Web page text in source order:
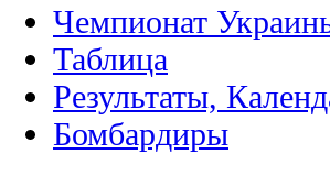
Чемпионат
Таблица
Результаты,
Бомбардиры